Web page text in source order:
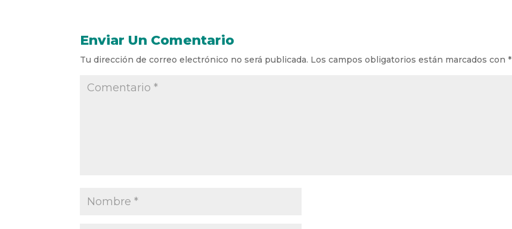
Enviar Un Comentario
Tu dirección de correo electrónico no será publicada. Los campos obligatorios están marcados con*